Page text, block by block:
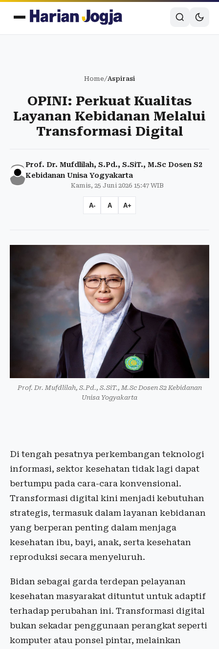
Home/Aspirasi
OPINI: Perkuat Kualitas
Layanan Kebidanan Melalui
Transformasi Digital
Prof. Dr. Mufdlilah, S.Pd., S.SiT., M.Sc Dosen S2
Kebidanan Unisa Yogyakarta
Kamis, 25 Juni 2026 15:47 WIB
A- A A+
Prof. Dr. Mufdlilah, S.Pd., S.SiT., M.Sc Dosen S2 Kebidanan
Unisa Yogyakarta
Di tengah pesatnya perkembangan teknologi
informasi, sektor kesehatan tidak lagi dapat
bertumpu pada cara-cara konvensional.
Transformasi digital kini menjadi kebutuhan
strategis, termasuk dalam layanan kebidanan
yang berperan penting dalam menjaga
kesehatan ibu, bayi, anak, serta kesehatan
reproduksi secara menyeluruh.
Bidan sebagai garda terdepan pelayanan
kesehatan masyarakat dituntut untuk adaptif
terhadap perubahan ini. Transformasi digital
bukan sekadar penggunaan perangkat seperti
komputer atau ponsel pintar, melainkan